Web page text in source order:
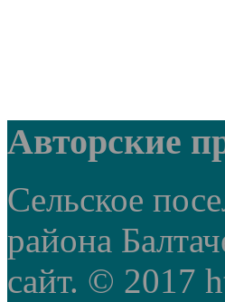
Авторские
Сельское
района
сайт. © 2017